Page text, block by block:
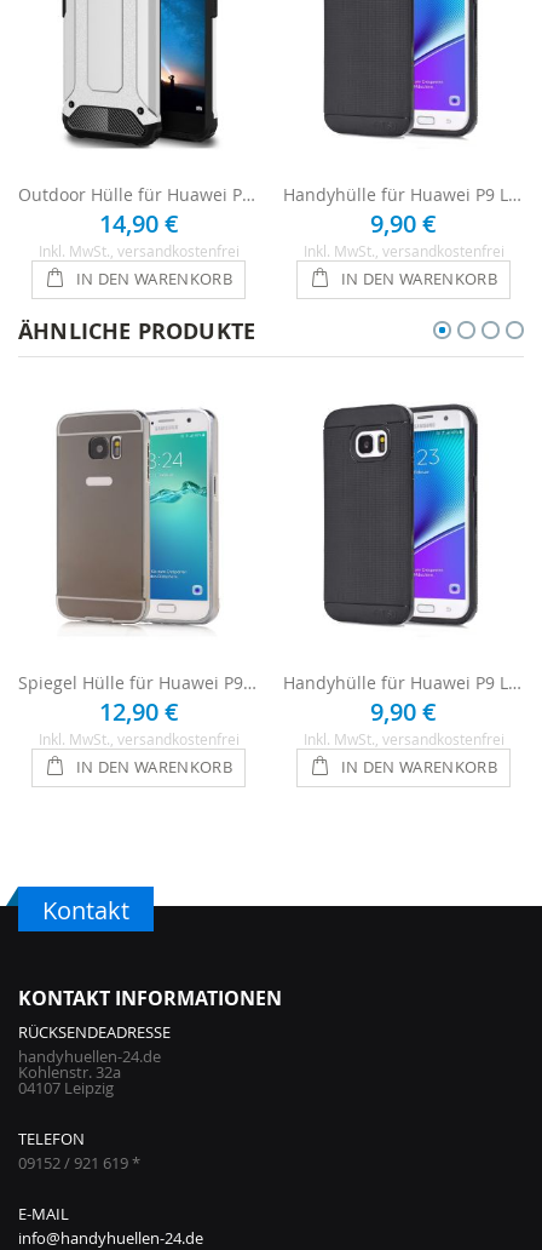
Outdoor Hülle für Huawei P9 Lite - Silber
14,90 €
Inkl. MwSt. , versandkostenfrei
IN DEN WARENKORB
Handyhülle für Huawei P9 Lite - Schwarz
9,90 €
Inkl. MwSt. , versandkostenfrei
IN DEN WARENKORB
ÄHNLICHE PRODUKTE
Spiegel Hülle für Huawei P9 Lite - Anthrazit
12,90 €
Inkl. MwSt. , versandkostenfrei
IN DEN WARENKORB
Handyhülle für Huawei P9 Lite - Schwarz
9,90 €
Inkl. MwSt. , versandkostenfrei
IN DEN WARENKORB
Kontakt
KONTAKT INFORMATIONEN
RÜCKSENDEADRESSE
handyhuellen-24.de
Kohlenstr. 32a
04107 Leipzig
TELEFON
09152 / 921 619 *
E-MAIL
info@handyhuellen-24.de